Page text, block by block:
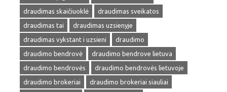
draudimas skaičiuoklė
draudimas sveikatos
draudimas tai
draudimas uzsienyje
draudimas vykstant i uzsieni
draudimo
draudimo bendrovė
draudimo bendrove lietuva
draudimo bendrovės
draudimo bendrovės lietuvoje
draudimo brokeriai
draudimo brokeriai siauliai